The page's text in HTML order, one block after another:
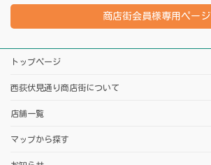
商店街会員様専用ページ
トップページ
西荻伏見通り商店街について
店舗一覧
マップから探す